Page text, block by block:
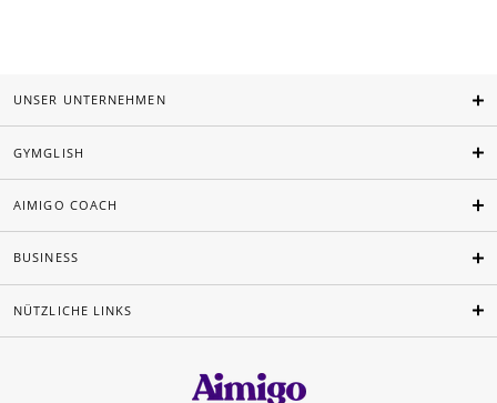
UNSER UNTERNEHMEN
GYMGLISH
AIMIGO COACH
BUSINESS
NÜTZLICHE LINKS